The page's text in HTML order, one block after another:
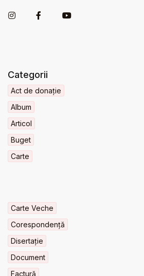
Categorii
Act de donație
Album
Articol
Buget
Carte
Carte Veche
Corespondență
Disertație
Document
Factură